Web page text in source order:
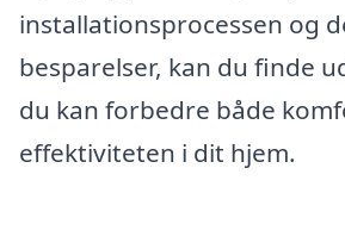
installationsprocessen og
besparelser, kan du finde
du kan forbedre både
effektiviteten i dit hjem.